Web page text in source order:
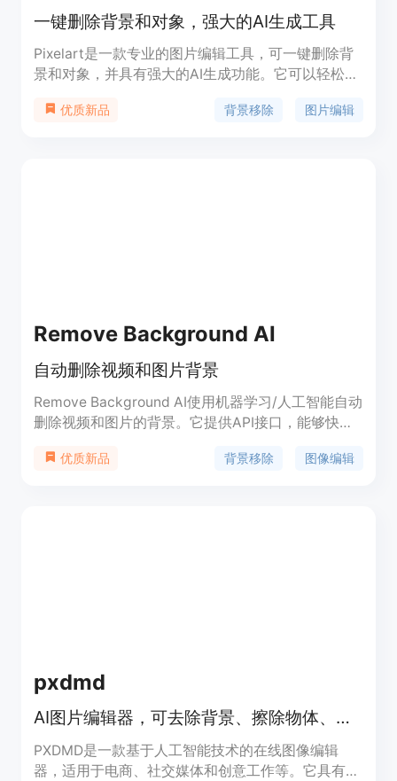
一键删除背景和对象，强大的AI生成工具
Pixelart是一款专业的图片编辑工具，可一键删除背
景和对象，并具有强大的AI生成功能。它可以轻松删
意模板，并能将文字转化为照片和数字艺术品。此
优质新品 背景移除 图片编辑
Remove Background AI
自动删除视频和图片背景
Remove Background AI使用机器学习/人工智能自动
删除视频和图片的背景。它提供API接口，能够快速
以帮助用户轻松编辑和美化图像和视频，适用于各种
优质新品 背景移除 图像编辑
pxdmd
AI图片编辑器，可去除背景、擦除物体、提升画质并生成新场景
PXDMD是一款基于人工智能技术的在线图像编辑
器，适用于电商、社交媒体和创意工作等。它具有先